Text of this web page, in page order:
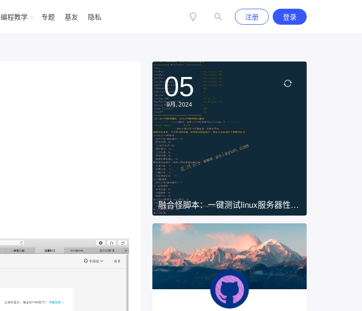
编程教学 专题 基友 隐私 注册 登录
05
9月, 2024
融合怪脚本：一键测试linux服务器性
能、网络、IP质量等